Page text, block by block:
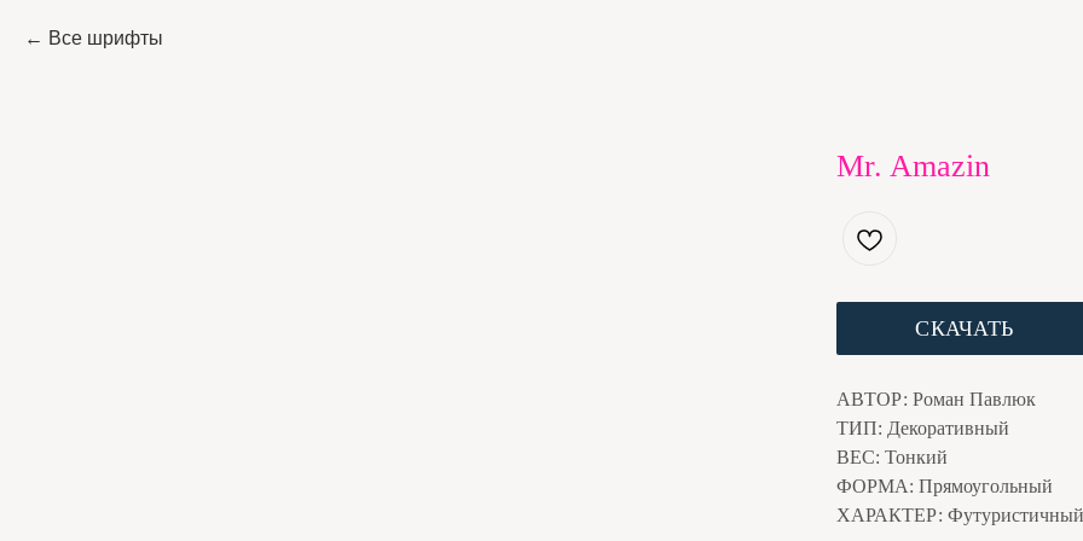
Все шрифты
Mr. Amazin
СКАЧАТЬ
АВТОР: Роман Павлюк
ТИП: Декоративный
ВЕС: Тонкий
ФОРМА: Прямоугольный
ХАРАКТЕР: Футуристичный